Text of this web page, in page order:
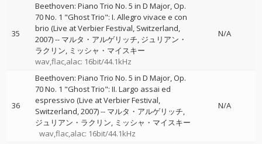
35
Beethoven: Piano Trio No. 5 in D Major, Op.
70 No. 1 "Ghost Trio": I. Allegro vivace e con
brio (Live at Verbier Festival, Switzerland,
2007)-- マルタ・アルゲリッチ ジュリアン・
ラクリン ミッシャ・マイスキー
wav,flac,alac: 16bit/44.1kHz
N/A
36
Beethoven: Piano Trio No. 5 in D Major, Op.
70 No. 1 "Ghost Trio": II. Largo assai ed
espressivo (Live at Verbier Festival,
Switzerland, 2007)-- マルタ・アルゲリッチ
ジュリアン・ラクリン ミッシャ・マイスキー
wav,flac,alac: 16bit/44.1kHz
N/A